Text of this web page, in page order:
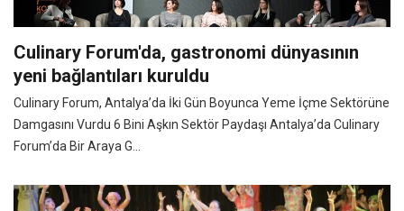
Culinary Forum'da, gastronomi dünyasının
yeni bağlantıları kuruldu
Culinary Forum, Antalya’da İki Gün Boyunca Yeme İçme Sektörüne
Damgasını Vurdu 6 Bini Aşkın Sektör Paydaşı Antalya’da Culinary
Forum’da Bir Araya G...